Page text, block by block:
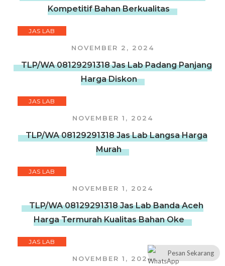
Kompetitif Bahan Berkualitas
JAS LAB
NOVEMBER 2, 2024
TLP/WA 08129291318 Jas Lab Padang Panjang
Harga Diskon
JAS LAB
NOVEMBER 1, 2024
TLP/WA 08129291318 Jas Lab Langsa Harga
Murah
JAS LAB
NOVEMBER 1, 2024
TLP/WA 08129291318 Jas Lab Banda Aceh
Harga Termurah Kualitas Bahan Oke
JAS LAB
NOVEMBER 1, 2024
Pesan Sekarang